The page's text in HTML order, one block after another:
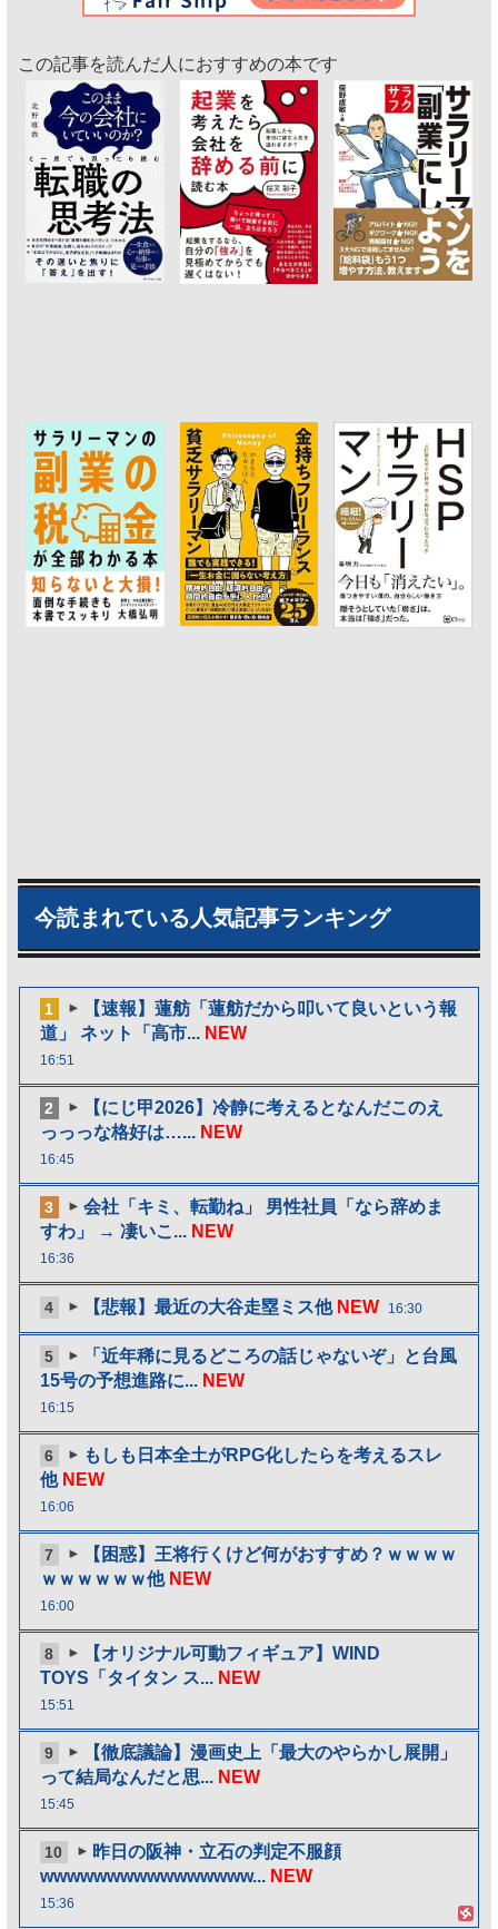
この記事を読んだ人におすすめの本です
今読まれている人気記事ランキング
1
【速報】蓮舫「蓮舫だから叩いて良いという報
道」 ネット「高市... NEW
16:51
2
【にじ甲2026】冷静に考えるとなんだこのえ
っっっな格好は…... NEW
16:45
3
会社「キミ、転勤ね」 男性社員「なら辞めま
すわ」 → 凄いこ... NEW
16:36
4 【悲報】最近の大谷走塁ミス他 NEW 16:30
5
「近年稀に見るどころの話じゃないぞ」と台風
15号の予想進路に... NEW
16:15
6
もしも日本全土がRPG化したらを考えるスレ
他 NEW
16:06
7
【困惑】王将行くけど何がおすすめ？ｗｗｗｗ
ｗｗｗｗｗｗ他 NEW
16:00
8
【オリジナル可動フィギュア】WIND
TOYS「タイタン ス... NEW
15:51
9
【徹底議論】漫画史上「最大のやらかし展開」
って結局なんだと思... NEW
15:45
10
昨日の阪神・立石の判定不服顔
wwwwwwwwwwwwwwww... NEW
15:36